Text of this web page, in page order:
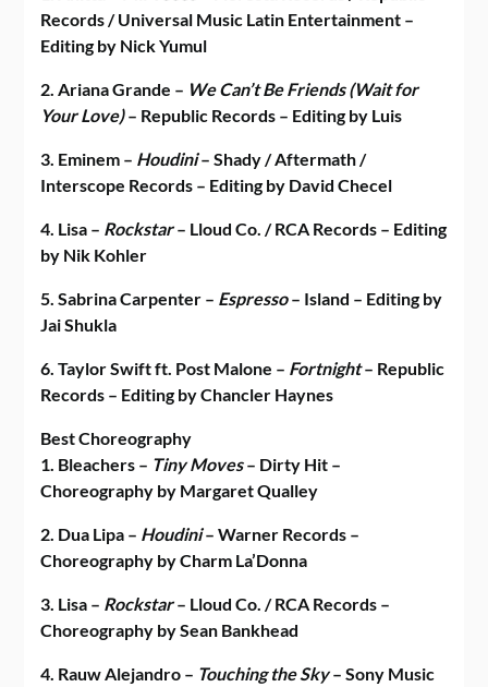
Records / Universal Music Latin Entertainment –
Editing by Nick Yumul
2. Ariana Grande – We Can’t Be Friends (Wait for
Your Love)– Republic Records – Editing by Luis
3. Eminem – Houdini– Shady / Aftermath /
Interscope Records – Editing by David Checel
4. Lisa – Rockstar– Lloud Co. / RCA Records – Editing
by Nik Kohler
5. Sabrina Carpenter – Espresso– Island – Editing by
Jai Shukla
6. Taylor Swift ft. Post Malone – Fortnight– Republic
Records – Editing by Chancler Haynes
Best Choreography
1. Bleachers – Tiny Moves– Dirty Hit –
Choreography by Margaret Qualley
2. Dua Lipa – Houdini– Warner Records –
Choreography by Charm La’Donna
3. Lisa – Rockstar– Lloud Co. / RCA Records –
Choreography by Sean Bankhead
4. Rauw Alejandro – Touching the Sky– Sony Music